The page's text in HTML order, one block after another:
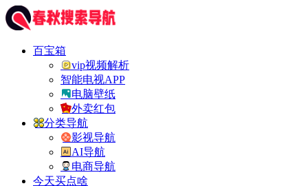
百宝箱
vip视频解析
智能电视APP
电脑壁纸
外卖红包
分类导航
影视导航
AI导航
电商导航
今天买点啥